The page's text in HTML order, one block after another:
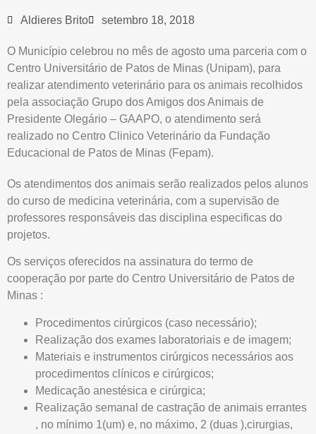
Aldieres Brito setembro 18, 2018
O Município celebrou no mês de agosto uma parceria com o
Centro Universitário de Patos de Minas (Unipam), para
realizar atendimento veterinário para os animais recolhidos
pela associação Grupo dos Amigos dos Animais de
Presidente Olegário – GAAPO, o atendimento será
realizado no Centro Clinico Veterinário da Fundação
Educacional de Patos de Minas (Fepam).
Os atendimentos dos animais serão realizados pelos alunos
do curso de medicina veterinária, com a supervisão de
professores responsáveis das disciplina especificas do
projetos.
Os serviços oferecidos na assinatura do termo de
cooperação por parte do Centro Universitário de Patos de
Minas :
Procedimentos cirúrgicos (caso necessário);
Realização dos exames laboratoriais e de imagem;
Materiais e instrumentos cirúrgicos necessários aos
procedimentos clínicos e cirúrgicos;
Medicação anestésica e cirúrgica;
Realização semanal de castração de animais errantes
, no mínimo 1(um) e, no máximo, 2 (duas ),cirurgias,